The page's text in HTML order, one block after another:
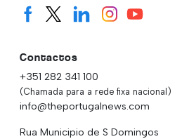
Contactos
+351 282 341 100
(Chamada para a rede fixa nacional)
info@theportugalnews.com
Rua Municipio de S Domingos